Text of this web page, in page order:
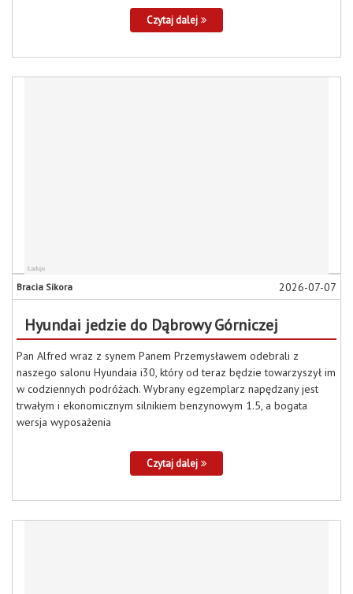
Czytaj dalej
Bracia Sikora 2026-07-07
Hyundai jedzie do Dąbrowy Górniczej
Pan Alfred wraz z synem Panem Przemysławem odebrali z
naszego salonu Hyundaia i30, który od teraz będzie towarzyszył im
w codziennych podróżach. Wybrany egzemplarz napędzany jest
trwałym i ekonomicznym silnikiem benzynowym 1.5, a bogata
wersja wyposażenia
Czytaj dalej